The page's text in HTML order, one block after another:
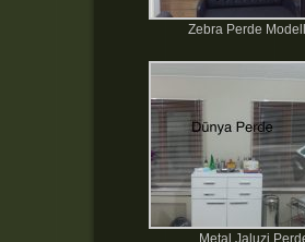
Zebra Perde
Metal Jaluzi